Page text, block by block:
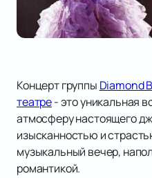
Концерт группы Diamond
театре- это уникальная
атмосферу настоящего
изысканностью и
музыкальный вечер,
романтикой.